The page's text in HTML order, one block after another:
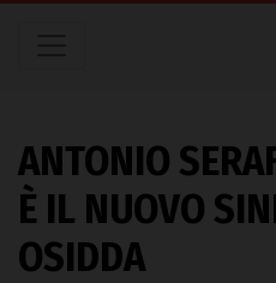
ANTONIO
È IL NUOVO
OSIDDA